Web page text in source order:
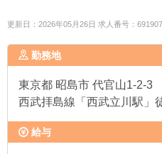
更新日：2026年05月26日 求人番号：691907
勤務地
東京都 昭島市 代官山1-2-3
西武拝島線「西武立川駅」
給与